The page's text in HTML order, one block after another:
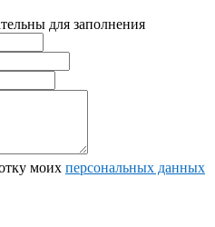
для заполнения
моих персональных данных